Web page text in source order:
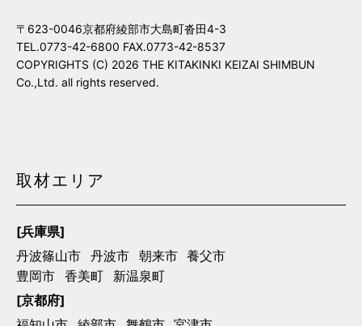
〒623-0046京都府綾部市大島町沓田4-3
TEL.0773-42-6800 FAX.0773-42-8537
COPYRIGHTS (C) 2026 THE KITAKINKI KEIZAI SHIMBUN
Co.,Ltd. all rights reserved.
取材エリア
[兵庫県]
丹波篠山市
丹波市 朝来市
養父市
豊岡市
香美町
新温泉町
[京都府]